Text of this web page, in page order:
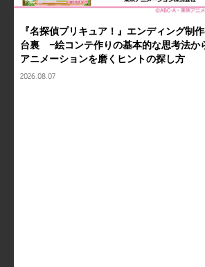
『名探偵プリキュア！』エンディング制
台裏 ―絵コンテ作りの基本的な思考法か
アニメーションを磨くヒントの探し方
2026.08.07